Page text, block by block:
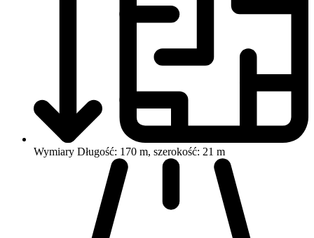
Wymiary Długość: 170 m, szerokość: 21 m